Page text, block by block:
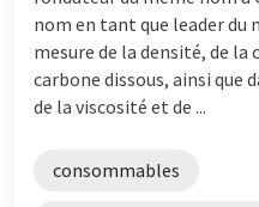
nom en tant que leader du
mesure de la densité, de
carbone dissous, ainsi que
de la viscosité et de ...
consommables